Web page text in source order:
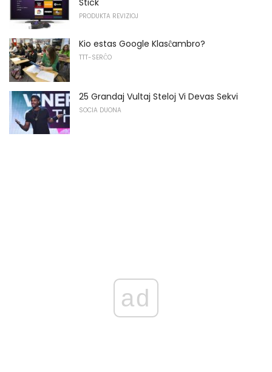
Stick
PRODUKTA REVIZIOJ
Kio estas Google Klasĉambro?
TTT-SERĈO
25 Grandaj Vultaj Steloj Vi Devas Sekvi
SOCIA DUONA
ad